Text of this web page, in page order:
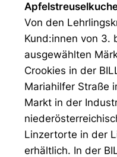
Von den
Kund:innen von 3.
ausgewählten
Crookies in der
Mariahilfer Straße
Markt in der
Linzertorte in der
erhältlich. In der